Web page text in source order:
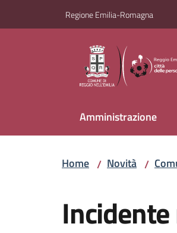
Regione Emilia-Romagna
Amministrazione
Home / Novità /